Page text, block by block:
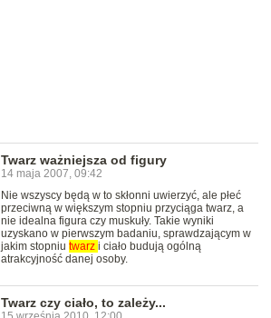
Twarz ważniejsza od figury
14 maja 2007, 09:42
Nie wszyscy będą w to skłonni uwierzyć, ale płeć
przeciwną w większym stopniu przyciąga twarz, a
nie idealna figura czy muskuły. Takie wyniki
uzyskano w pierwszym badaniu, sprawdzającym w
jakim stopniu twarz i ciało budują ogólną
atrakcyjność danej osoby.
Twarz czy ciało, to zależy...